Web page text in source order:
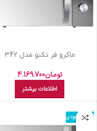
ماکرو فر تکنو مدل 342
تومان4.169.700
اطلاعات بیشتر
اتمام موجودی